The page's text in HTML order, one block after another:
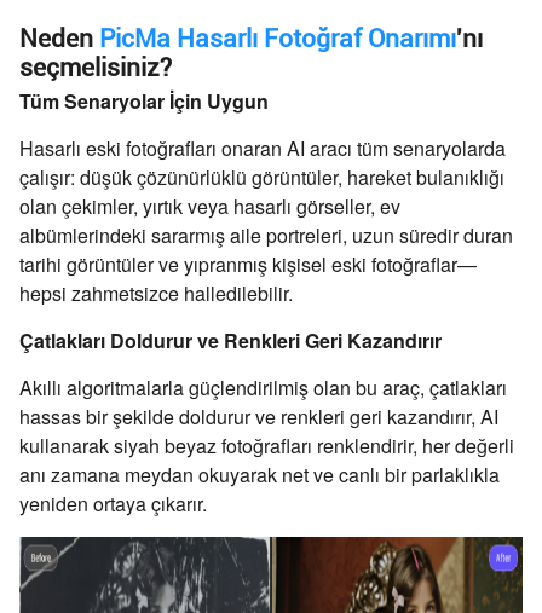
Neden PicMa Hasarlı Fotoğraf Onarımı'nı
seçmelisiniz?
Tüm Senaryolar İçin Uygun
Hasarlı eski fotoğrafları onaran AI aracı tüm senaryolarda
çalışır: düşük çözünürlüklü görüntüler, hareket bulanıklığı
olan çekimler, yırtık veya hasarlı görseller, ev
albümlerindeki sararmış aile portreleri, uzun süredir duran
tarihi görüntüler ve yıpranmış kişisel eski fotoğraflar—
hepsi zahmetsizce halledilebilir.
Çatlakları Doldurur ve Renkleri Geri Kazandırır
Akıllı algoritmalarla güçlendirilmiş olan bu araç, çatlakları
hassas bir şekilde doldurur ve renkleri geri kazandırır, AI
kullanarak siyah beyaz fotoğrafları renklendirir, her değerli
anı zamana meydan okuyarak net ve canlı bir parlaklıkla
yeniden ortaya çıkarır.